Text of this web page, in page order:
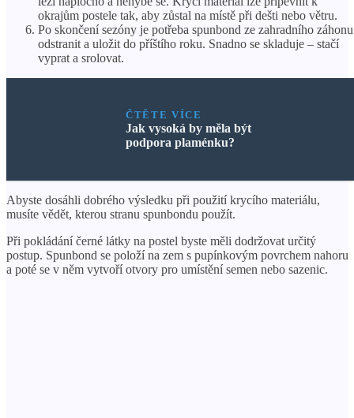
okrajům postele tak, aby zůstal na místě při dešti nebo větru.
Po skončení sezóny je potřeba spunbond ze zahradního záhonu
odstranit a uložit do příštího roku. Snadno se skladuje – stačí
vyprat a srolovat.
ČTĚTE VÍCE
Jak vysoká by měla být
podpora plaménku?
Abyste dosáhli dobrého výsledku při použití krycího materiálu,
musíte vědět, kterou stranu spunbondu použít.
Při pokládání černé látky na postel byste měli dodržovat určitý
postup. Spunbond se položí na zem s pupínkovým povrchem nahoru
a poté se v něm vytvoří otvory pro umístění semen nebo sazenic.